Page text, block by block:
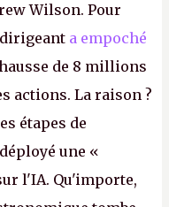
Wilson. Pour
a empoché
de 8 millions
actions. La raison ?
étapes de
une «
l'IA. Qu'importe,